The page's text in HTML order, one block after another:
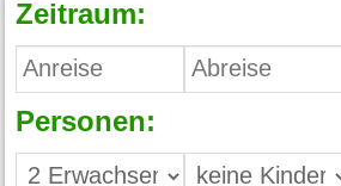
Zeitraum:
Personen: